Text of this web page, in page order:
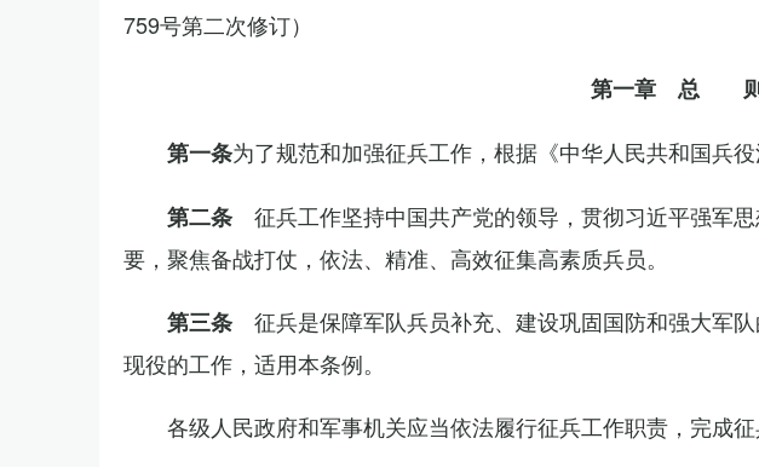
759号第二次修订）
第一章 总
第一条为了规范和加强征兵工作，根据《中华人民共和国兵役
第二条 征兵工作坚持中国共产党的领导，贯彻习近平强军
要，聚焦备战打仗，依法、精准、高效征集高素质兵员。
第三条 征兵是保障军队兵员补充、建设巩固国防和强大军
现役的工作，适用本条例。
各级人民政府和军事机关应当依法履行征兵工作职责，完成征